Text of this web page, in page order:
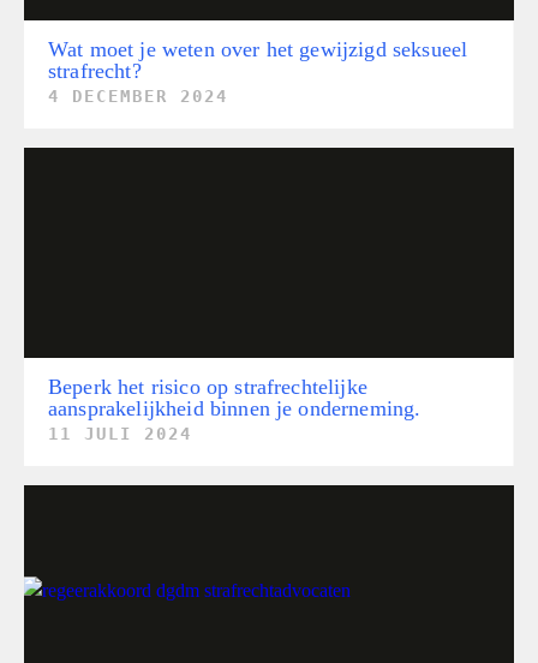
Wat moet je weten over het gewijzigd seksueel
strafrecht?
4 DECEMBER 2024
Beperk het risico op strafrechtelijke
aansprakelijkheid binnen je onderneming.
11 JULI 2024